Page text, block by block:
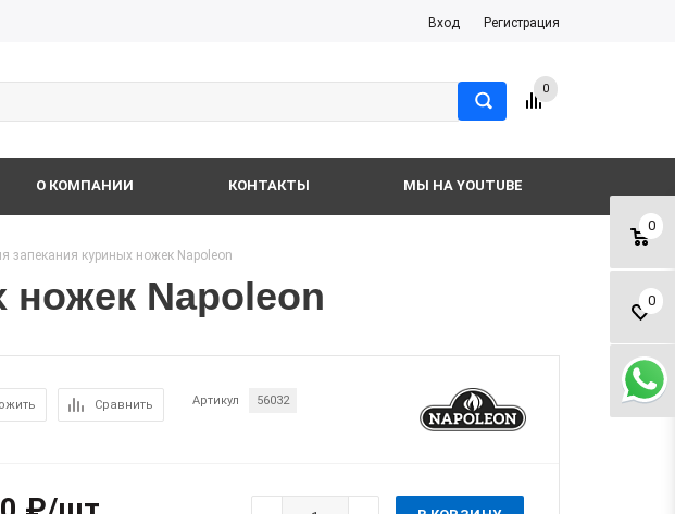
Вход Регистрация
0
0
0
О КОМПАНИИ КОНТАКТЫ МЫ НА YOUTUBE
запекания куриных ножек Napoleon
ножек Napoleon
Сравнить Артикул 56032